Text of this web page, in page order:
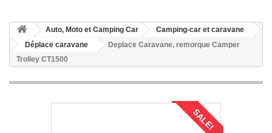
Auto, Moto et Camping Car
Camping-car et caravane
Déplace caravane
Deplace Caravane, remorque Camper
Trolley CT1500
SALE!